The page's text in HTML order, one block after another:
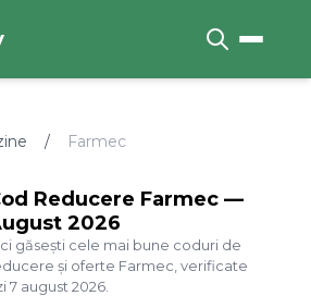
/ Farmec
Reducere Farmec —
2026
găsești cele mai bune coduri de
și oferte Farmec , verificate
7 august 2026